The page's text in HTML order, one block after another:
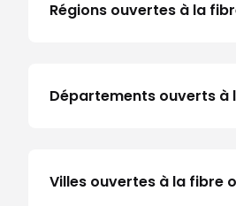
Régions ouvertes à la
Départements ouverts à
Villes ouvertes à la fibre